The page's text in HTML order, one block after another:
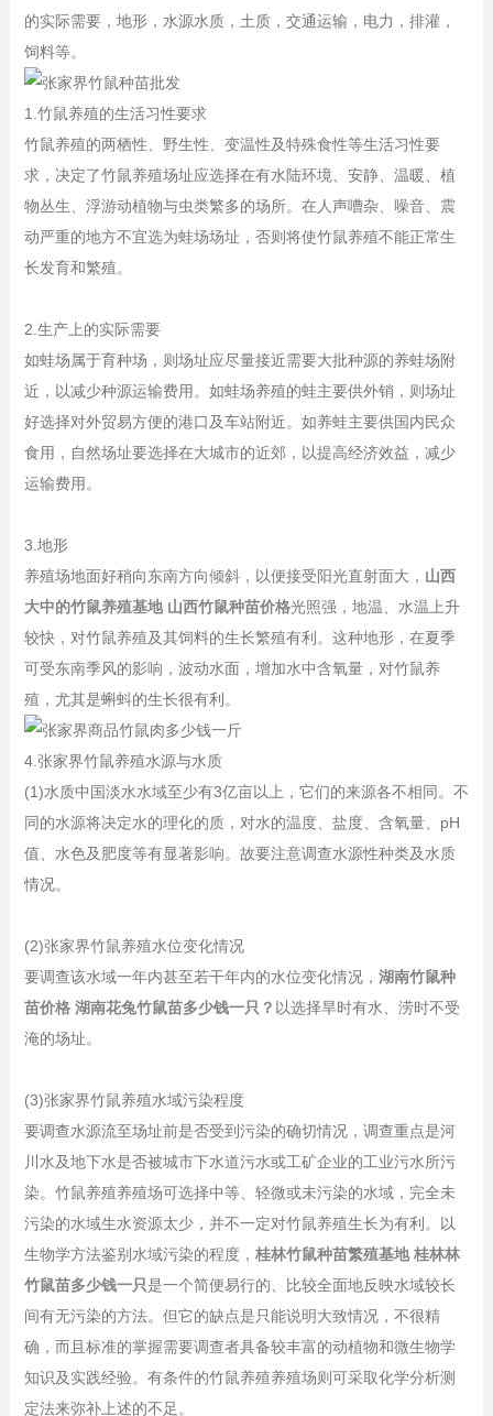
的实际需要，地形，水源水质，土质，交通运输，电力，排灌，
饲料等。
1.竹鼠养殖的生活习性要求
竹鼠养殖的两栖性、野生性、变温性及特殊食性等生活习性要
求，决定了竹鼠养殖场址应选择在有水陆环境、安静、温暖、植
物丛生、浮游动植物与虫类繁多的场所。在人声嘈杂、噪音、震
动严重的地方不宜选为蛙场场址，否则将使竹鼠养殖不能正常生
长发育和繁殖。
2.生产上的实际需要
如蛙场属于育种场，则场址应尽量接近需要大批种源的养蛙场附
近，以减少种源运输费用。如蛙场养殖的蛙主要供外销，则场址
好选择对外贸易方便的港口及车站附近。如养蛙主要供国内民众
食用，自然场址要选择在大城市的近郊，以提高经济效益，减少
运输费用。
3.地形
养殖场地面好稍向东南方向倾斜，以便接受阳光直射面大， 山西
大中的竹鼠养殖基地 山西竹鼠种苗价格光照强，地温、水温上升
较快，对竹鼠养殖及其饲料的生长繁殖有利。这种地形，在夏季
可受东南季风的影响，波动水面，增加水中含氧量，对竹鼠养
殖，尤其是蝌蚪的生长很有利。
4.张家界竹鼠养殖水源与水质
(1)水质中国淡水水域至少有3亿亩以上，它们的来源各不相同。不
同的水源将决定水的理化的质，对水的温度、盐度、含氧量、pH
值、水色及肥度等有显著影响。故要注意调查水源性种类及水质
情况。
(2)张家界竹鼠养殖水位变化情况
要调查该水域一年内甚至若干年内的水位变化情况， 湖南竹鼠种
苗价格 湖南花兔竹鼠苗多少钱一只？ 以选择旱时有水、涝时不受
淹的场址。
(3)张家界竹鼠养殖水域污染程度
要调查水源流至场址前是否受到污染的确切情况，调查重点是河
川水及地下水是否被城市下水道污水或工矿企业的工业污水所污
染。竹鼠养殖养殖场可选择中等、轻微或未污染的水域，完全未
污染的水域生水资源太少，并不一定对竹鼠养殖生长为有利。以
生物学方法鉴别水域污染的程度， 桂林竹鼠种苗繁殖基地 桂林林
竹鼠苗多少钱一只是一个简便易行的、比较全面地反映水域较长
间有无污染的方法。但它的缺点是只能说明大致情况，不很精
确，而且标准的掌握需要调查者具备较丰富的动植物和微生物学
知识及实践经验。有条件的竹鼠养殖养殖场则可采取化学分析测
定法来弥补上述的不足。